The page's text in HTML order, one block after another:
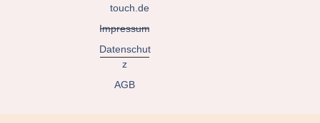
touch.de
Impressum
Datenschut
z
AGB